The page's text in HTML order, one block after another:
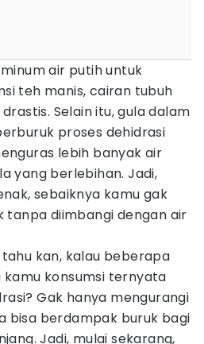
air putih untuk
teh manis, cairan tubuh
Selain itu, gula dalam
proses dehidrasi
lebih banyak air
yang berlebihan. Jadi,
sebaiknya kamu gak
tanpa diimbangi dengan air
kan, kalau beberapa
kamu konsumsi ternyata
Gak hanya mengurangi
bisa berdampak buruk bagi
Jadi, mulai sekarang,